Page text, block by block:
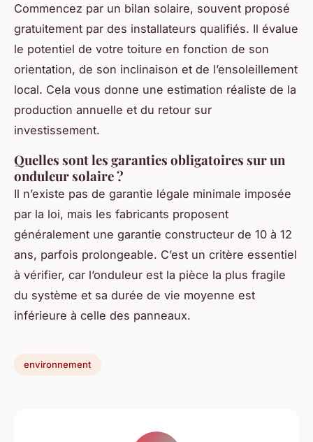
Commencez par un bilan solaire, souvent proposé
gratuitement par des installateurs qualifiés. Il évalue
le potentiel de votre toiture en fonction de son
orientation, de son inclinaison et de l’ensoleillement
local. Cela vous donne une estimation réaliste de la
production annuelle et du retour sur
investissement.
Quelles sont les garanties obligatoires sur un
onduleur solaire ?
Il n’existe pas de garantie légale minimale imposée
par la loi, mais les fabricants proposent
généralement une garantie constructeur de 10 à 12
ans, parfois prolongeable. C’est un critère essentiel
à vérifier, car l’onduleur est la pièce la plus fragile
du système et sa durée de vie moyenne est
inférieure à celle des panneaux.
environnement